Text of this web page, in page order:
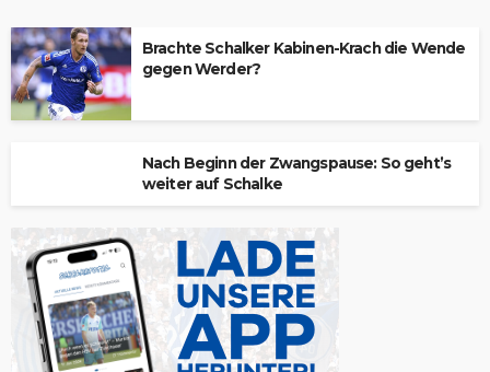
Brachte Schalker Kabinen-Krach die Wende
gegen Werder?
Nach Beginn der Zwangspause: So geht’s
weiter auf Schalke